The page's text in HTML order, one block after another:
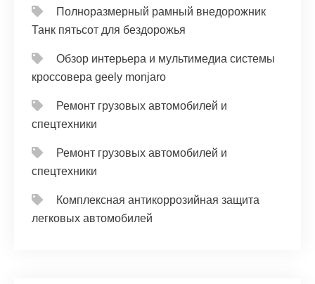
Полноразмерный рамный внедорожник
Танк пятьсот для бездорожья
Обзор интерьера и мультимедиа системы
кроссовера geely monjaro
Ремонт грузовых автомобилей и
спецтехники
Ремонт грузовых автомобилей и
спецтехники
Комплексная антикоррозийная защита
легковых автомобилей